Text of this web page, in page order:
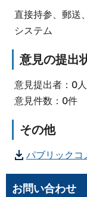
直接持参、郵送
システム
意見の提出
意見提出者：0人
意見件数：0件
その他
パブリックコ
お問い合わせ